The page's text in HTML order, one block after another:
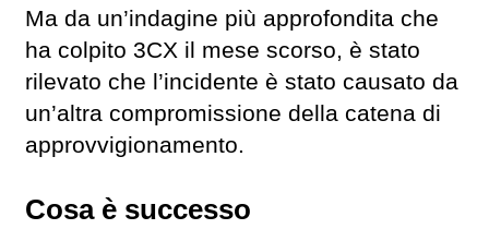
Ma da un’indagine più approfondita che
ha colpito 3CX il mese scorso, è stato
rilevato che l’incidente è stato causato da
un’altra compromissione della catena di
approvvigionamento.
Cosa è successo